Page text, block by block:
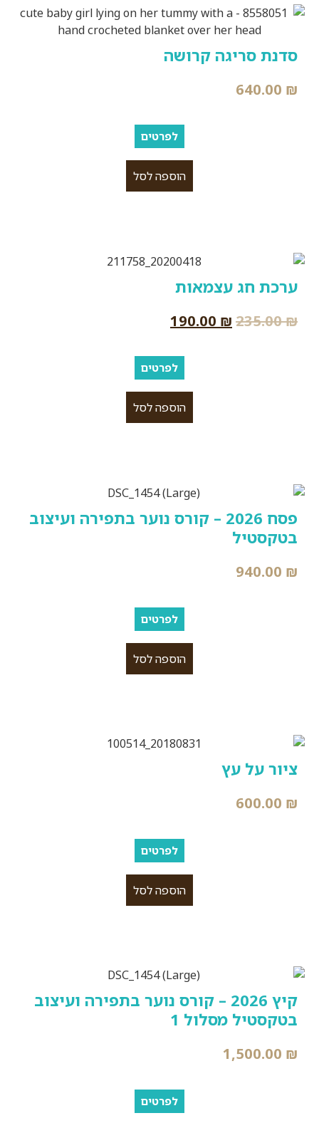
סדנת סריגה קרושה
640.00 ₪
לפרטים
הוספה לסל
ערכת חג עצמאות
235.00₪
190.00 ₪
לפרטים
הוספה לסל
פסח 2026 – קורס נוער בתפירה ועיצוב
בטקסטיל
940.00 ₪
לפרטים
הוספה לסל
ציור על עץ
600.00 ₪
לפרטים
הוספה לסל
קיץ 2026 – קורס נוער בתפירה ועיצוב
בטקסטיל מסלול 1
1,500.00 ₪
לפרטים